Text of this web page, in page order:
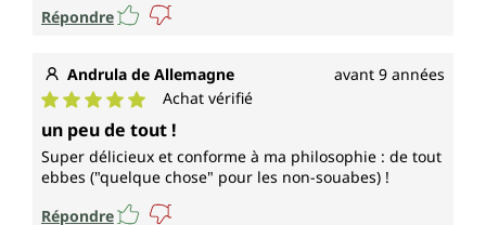
Répondre
Andrula de Allemagne avant 9 années
Note moyenne de 5 sur 5 étoiles
Achat vérifié
un peu de tout !
Super délicieux et conforme à ma philosophie : de tout
ebbes ("quelque chose" pour les non-souabes) !
Répondre